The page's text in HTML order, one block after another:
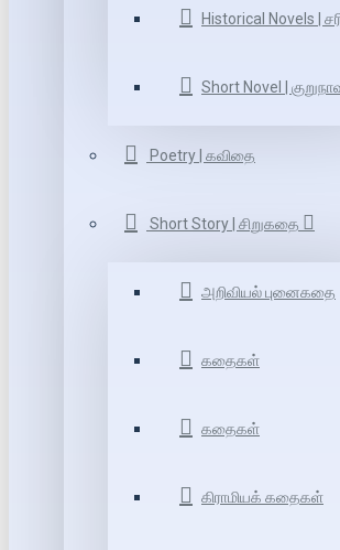
Historical Novels |
Short Novel |
Poetry | கவிதை
Short Story | சிறுகதை
அறிவியல் புனைகதை
கதைகள்
கதைகள்
கிராமியக் கதைகள்